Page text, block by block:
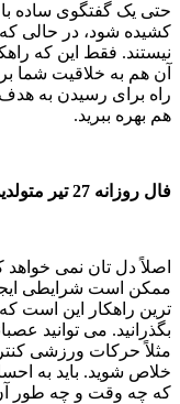
حتی یک گفتگوی ساده
کشیده شود، در حالی
نیستند. فقط این که
آن هم به خلاقیت شما
راه برای رسیدن به هدف
هم بهره ببرید.
فال روزانه 27 تیر متولدین آبان ماه
اصلاً دل تان نمی خواهد
ممکن است شرایطی
ترین راهکار این است
بگذرانید. می توانید
مثلاً حرکات ورزشی
خلاص شوید. باید به
که چه وقت و چه طور آن